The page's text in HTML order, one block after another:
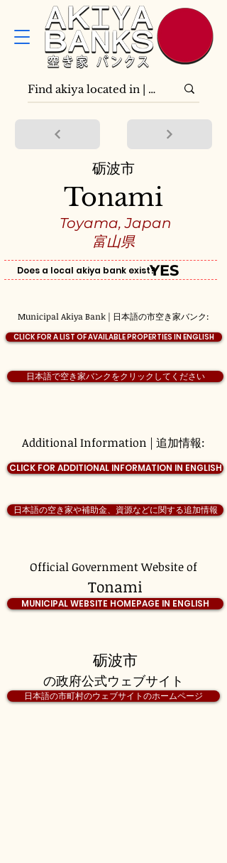
砺波市
Official Government Website of
Toyama, Japan
Additional Information | 追加情報:
Municipal Akiya Bank | 日本語の市空き家バンク:
Tonami
Does a local akiya bank exist?
日本語で空き家バンクをクリックしてください
富山県
YES
Tonami
CLICK FOR A LIST OF AVAILABLE PROPERTIES IN ENGLISH
MUNICIPAL WEBSITE HOMEPAGE IN ENGLISH
砺波市
の政府公式ウェブサイト
日本語の市町村のウェブサイトのホームページ
CLICK FOR ADDITIONAL INFORMATION IN ENGLISH
日本語の空き家や補助金、資源などに関する追加情報